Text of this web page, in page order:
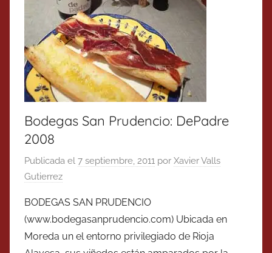
Bodegas San Prudencio: DePadre
2008
Publicada el 7 septiembre, 2011 por Xavier Valls
Gutierrez
BODEGAS SAN PRUDENCIO
(www.bodegasanprudencio.com) Ubicada en
Moreda un el entorno privilegiado de Rioja